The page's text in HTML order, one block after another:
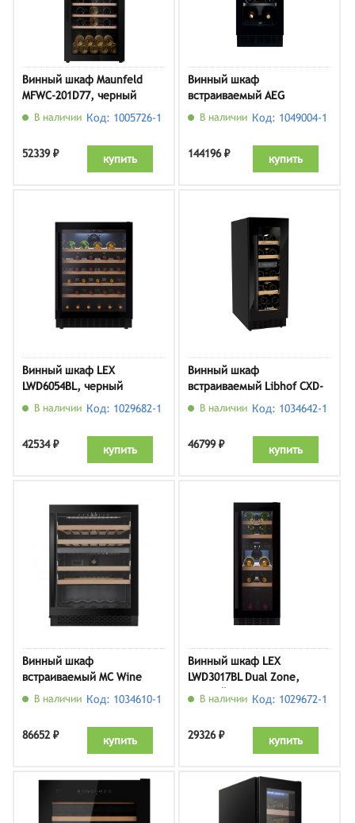
Винный шкаф Maunfeld
MFWC-201D77, черный
В наличии Код: 1005726-1
52339 ₽ купить
Винный шкаф
встраиваемый AEG
NSW8S823GT
В наличии Код: 1049004-1
144196 ₽ купить
Винный шкаф LEX
LWD6054BL, черный
В наличии Код: 1029682-1
42534 ₽ купить
Винный шкаф
встраиваемый Libhof CXD-
16 Black
В наличии Код: 1034642-1
46799 ₽ купить
Винный шкаф
встраиваемый MC Wine
W46DB
В наличии Код: 1034610-1
86652 ₽ купить
Винный шкаф LEX
LWD3017BL Dual Zone,
черный
В наличии Код: 1029672-1
29326 ₽ купить